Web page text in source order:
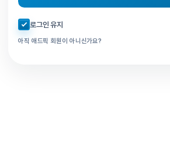
자동로그인 체크
로그인 유지
아직 애드픽 회원이 아니신가요?